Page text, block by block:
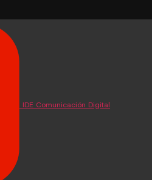
IDE Comunicación Digital